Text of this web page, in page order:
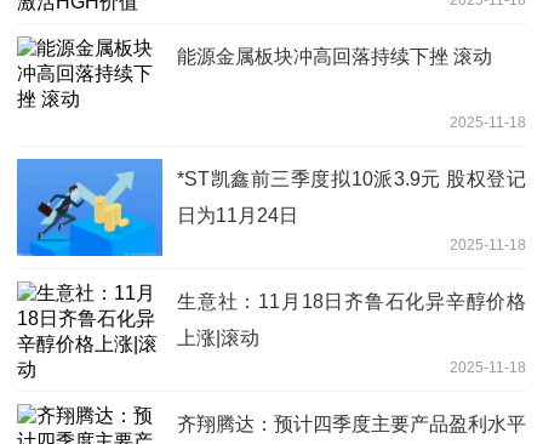
能源金属板块冲高回落持续下挫 滚动
2025-11-18
*ST凯鑫前三季度拟10派3.9元 股权登记
日为11月24日
2025-11-18
生意社：11月18日齐鲁石化异辛醇价格
上涨|滚动
2025-11-18
齐翔腾达：预计四季度主要产品盈利水平